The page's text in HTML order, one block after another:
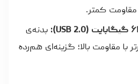
مقاومت کمتر.
بدنه‌ی
با مقاومت بالا؛ گزینه‌ای هم‌رده